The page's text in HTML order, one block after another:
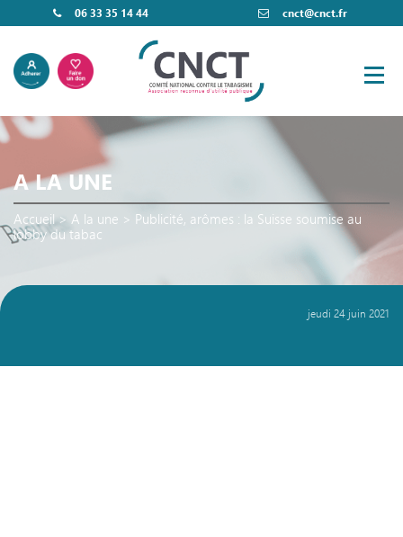
06 33 35 14 44 cnct@cnct.fr
A LA UNE
Accueil> A la une > Publicité, arômes : la Suisse soumise au
lobby du tabac
jeudi 24 juin 2021